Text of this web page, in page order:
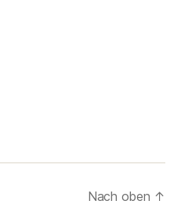
Nach oben ↑